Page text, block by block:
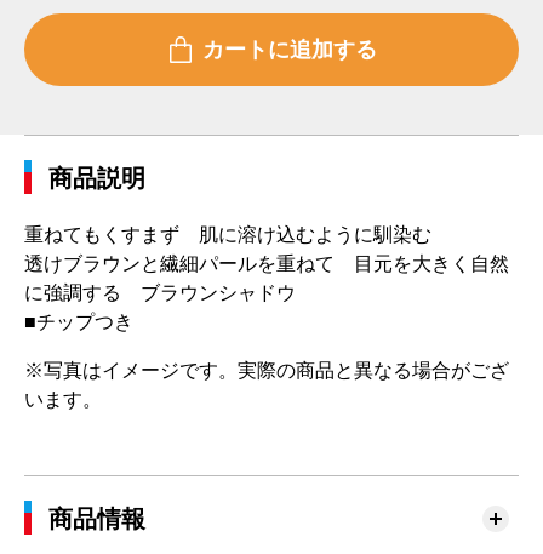
商品説明
重ねてもくすまず 肌に溶け込むように馴染む
透けブラウンと繊細パールを重ねて 目元を大きく自然
に強調する ブラウンシャドウ
■チップつき
※写真はイメージです。実際の商品と異なる場合がござ
います。
商品情報